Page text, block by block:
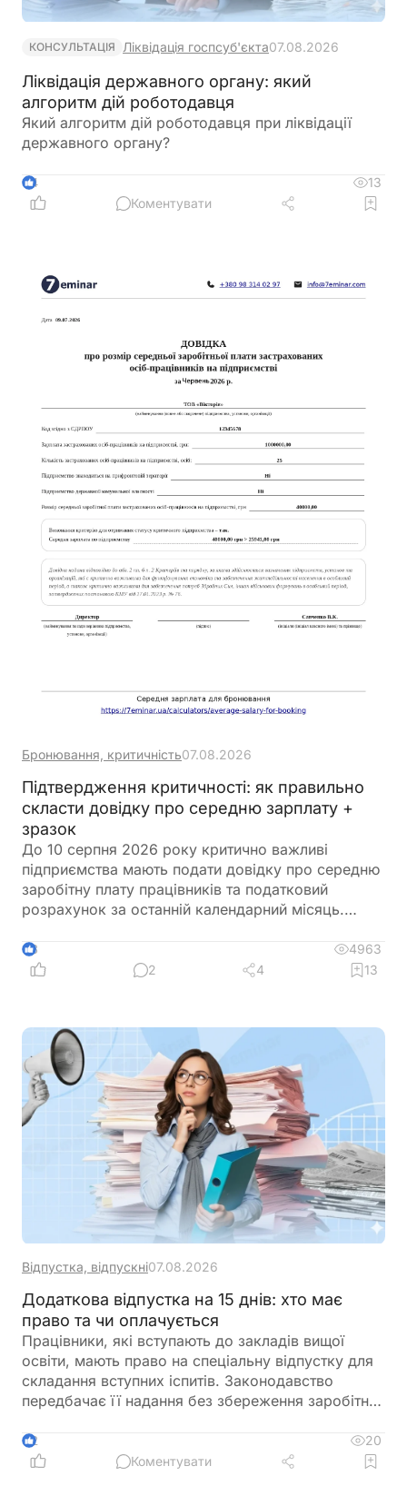
КОНСУЛЬТАЦІЯ Ліквідація госпсуб'єкта07.08.2026
Ліквідація державного органу: який
алгоритм дій роботодавця
Який алгоритм дій роботодавця при ліквідації
державного органу?
4
13
Коментувати
Бронювання, критичність07.08.2026
Підтвердження критичності: як правильно
скласти довідку про середню зарплату +
зразок
До 10 серпня 2026 року критично важливі
підприємства мають подати довідку про середню
заробітну плату працівників та податковий
розрахунок за останній календарний місяць.
ключових критеріїв для збереження статусу
критично важливого підприємства. Її можна
відповідно до чинних вимог. Щоб уникнути
помилок, скористайтеся Калькулятором
«Середня зарплата для бронювання», який
допоможе швидко визначити необхідний
показник та підготувати довідку
8
4963
2
4 13
Відпустка, відпускні07.08.2026
Додаткова відпустка на 15 днів: хто має
право та чи оплачується
Працівники, які вступають до закладів вищої
освіти, мають право на спеціальну відпустку для
складання вступних іспитів. Законодавство
передбачає її надання без збереження заробітної
для проїзду до місця проведення іспитів та назад
2
20
Коментувати